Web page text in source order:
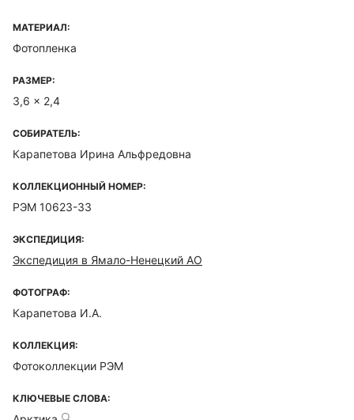
МАТЕРИАЛ:
Фотопленка
РАЗМЕР:
3,6 x 2,4
СОБИРАТЕЛЬ:
Карапетова Ирина Альфредовна
КОЛЛЕКЦИОННЫЙ НОМЕР:
РЭМ 10623-33
ЭКСПЕДИЦИЯ:
Экспедиция в Ямало-Ненецкий АО
ФОТОГРАФ:
Карапетова И.А.
КОЛЛЕКЦИЯ:
Фотоколлекции РЭМ
КЛЮЧЕВЫЕ СЛОВА: